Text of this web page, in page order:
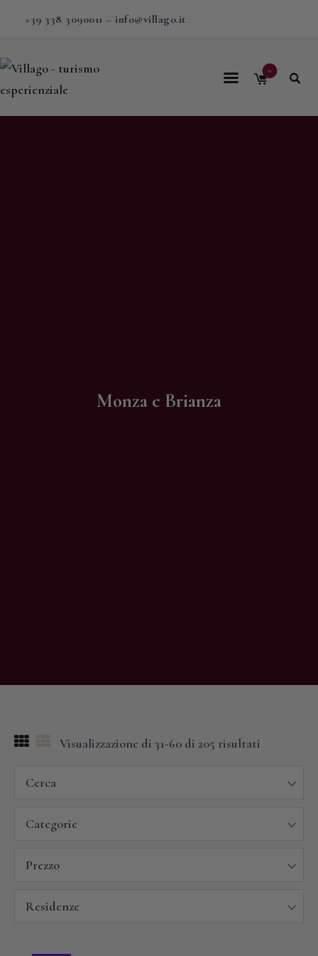
+39 338 3090011 – info@villago.it
0
Monza e Brianza
Home
Visualizzazione di 31-60 di 205 risultati
Cerca
Categorie
Prezzo
Residenze